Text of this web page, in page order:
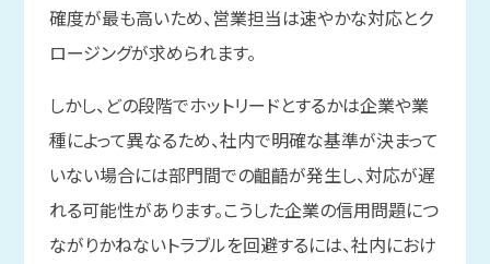
確度が最も高いため、営業担当は速やかな対応とク
ロージングが求められます。
しかし、どの段階でホットリードとするかは企業や業
種によって異なるため、社内で明確な基準が決まって
いない場合には部門間での齟齬が発生し、対応が遅
れる可能性があります。こうした企業の信用問題につ
ながりかねないトラブルを回避するには、社内におけ